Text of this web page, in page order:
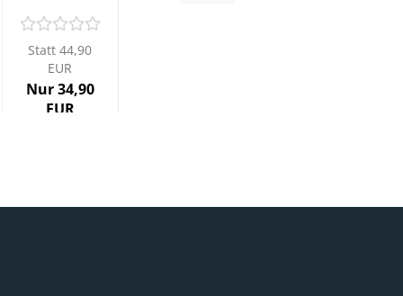
Statt 44,90
EUR
Nur 34,90
EUR